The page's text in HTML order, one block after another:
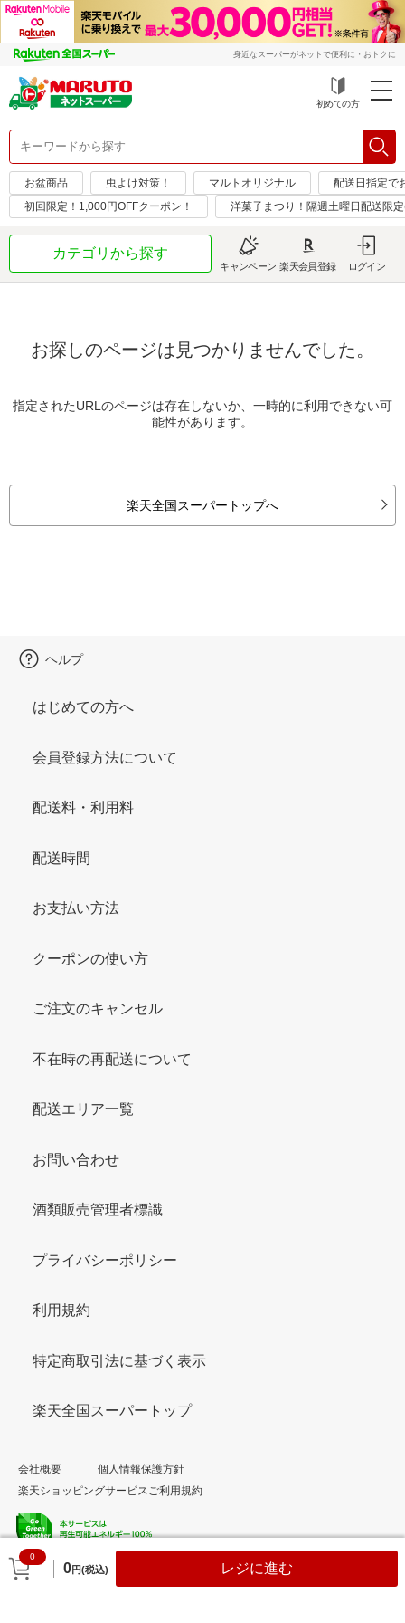
身近なスーパーがネットで便利に・おトクに
初めての方
お盆商品 虫よけ対策！ マルトオリジナル
配送日指定で
初回限定！1,000円OFFクーポン！
洋菓子まつり！隔週土曜日配送限
カテゴリから探す
キャンペーン 楽天会員登録 ログイン
お探しのページは見つかりませんでした。
指定されたURLのページは存在しないか、一時的に利用できない可
能性があります。
楽天全国スーパートップへ
0
0円(税込) レジに進む
ヘルプ
はじめての方へ
会員登録方法について
配送料・利用料
配送時間
お支払い方法
クーポンの使い方
ご注文のキャンセル
不在時の再配送について
配送エリア一覧
お問い合わせ
酒類販売管理者標識
プライバシーポリシー
利用規約
特定商取引法に基づく表示
楽天全国スーパートップ
会社概要
個人情報保護方針
楽天ショッピングサービスご利用規約
© Rakuten Group, Inc.